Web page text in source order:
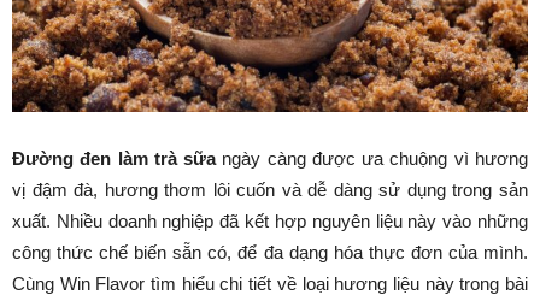
Đường đen làm trà sữangày càng được ưa chuộng vì hương
vị đậm đà, hương thơm lôi cuốn và dễ dàng sử dụng trong sản
xuất. Nhiều doanh nghiệp đã kết hợp nguyên liệu này vào những
công thức chế biến sẵn có, để đa dạng hóa thực đơn của mình.
Cùng Win Flavor tìm hiểu chi tiết về loại hương liệu này trong bài